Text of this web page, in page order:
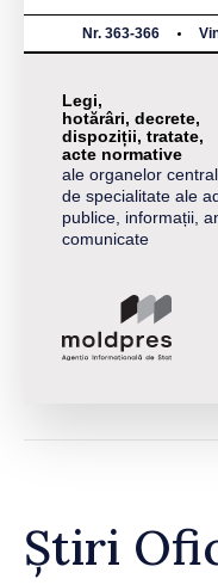
Nr. 363-366
Legi,
hotărâri, decrete,
dispoziții, tratate,
acte normative
ale organelor
de specialitate ale
publice, informații,
comunicate
Știri